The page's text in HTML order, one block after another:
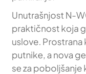
Unutrašnjost N-
praktičnost koja
uslove. Prostrana
putnike, a nova
se za poboljšanje